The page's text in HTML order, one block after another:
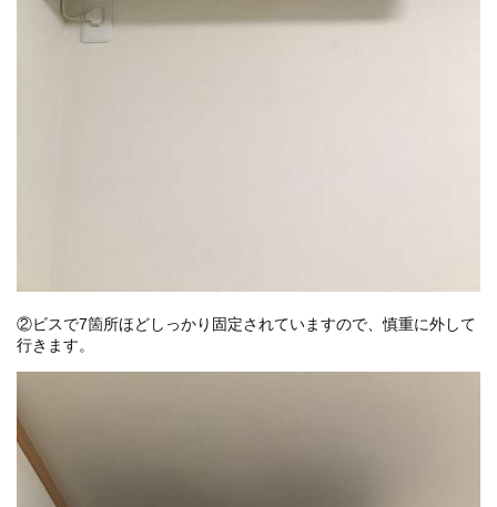
②ビスで7箇所ほどしっかり固定されていますので、慎重に外して
行きます。